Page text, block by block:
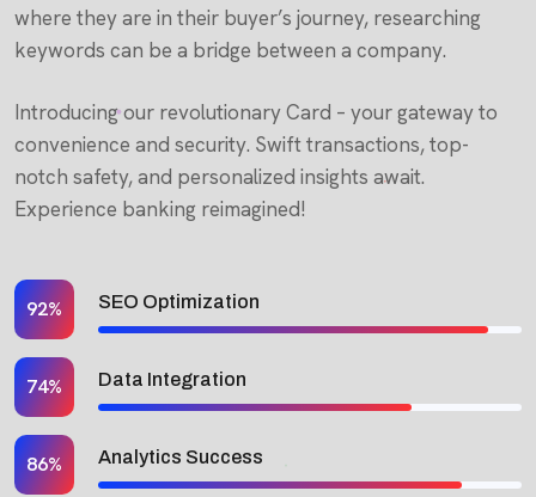
where they are in their buyer’s journey, researching
keywords can be a bridge between a company.
Introducing our revolutionary Card – your gateway to
convenience and security. Swift transactions, top-
notch safety, and personalized insights await.
Experience banking reimagined!
SEO Optimization
92%
Data Integration
74%
Analytics Success
86%